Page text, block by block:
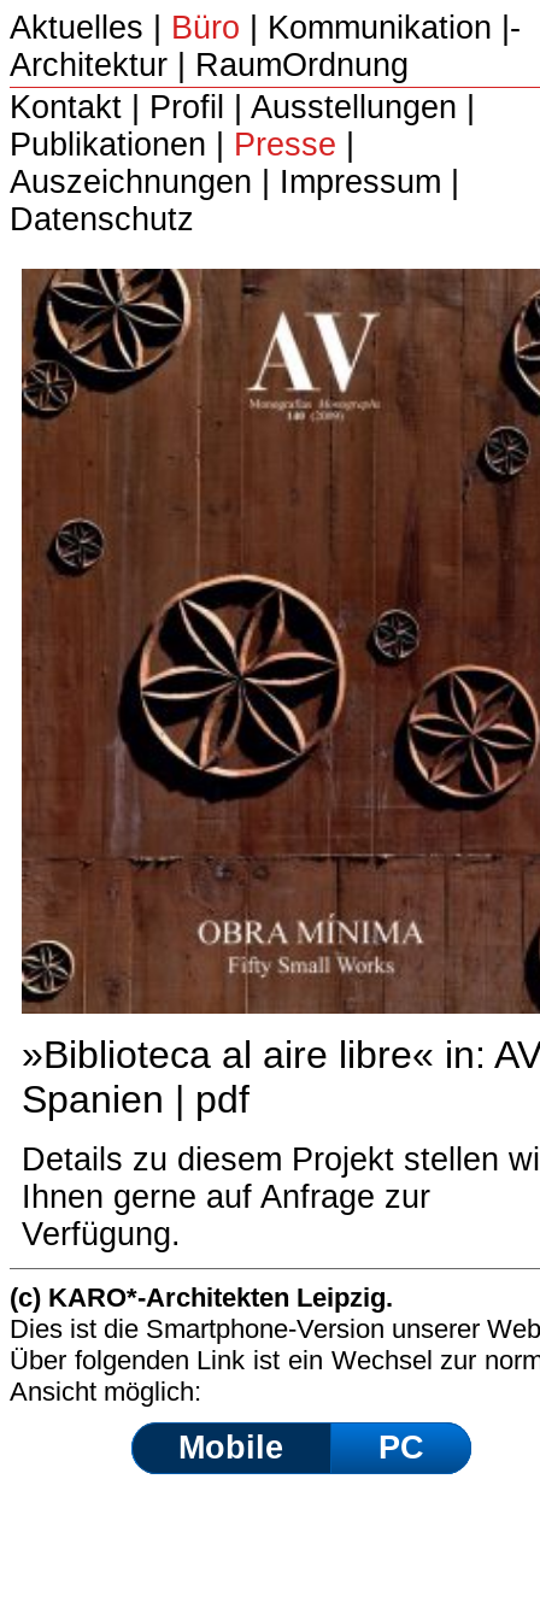
Aktuelles Büro Kommunikation |­
Architektur
RaumOrdnung
Kontakt
Profil Ausstellungen
Publikationen
Presse
Auszeichnungen
Impressum
Datenschutz
»Biblioteca al aire libre« in:
Spanien | pdf
Details zu diesem Projekt stellen
Ihnen gerne auf Anfrage zur
Verfügung.
(c) KARO*-Architekten Leipzig.
Dies ist die Smartphone-Version unserer
Über folgenden Link ist ein Wechsel zur
Ansicht möglich:
Mobile PC